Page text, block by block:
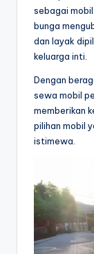
sebagai
bunga
dan layak
keluarga inti.
Dengan
sewa mobil
memberikan
pilihan mobil
istimewa.